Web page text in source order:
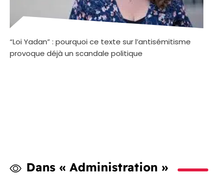
“Loi Yadan” : pourquoi ce texte sur l’antisémitisme
provoque déjà un scandale politique
Dans « Administration »